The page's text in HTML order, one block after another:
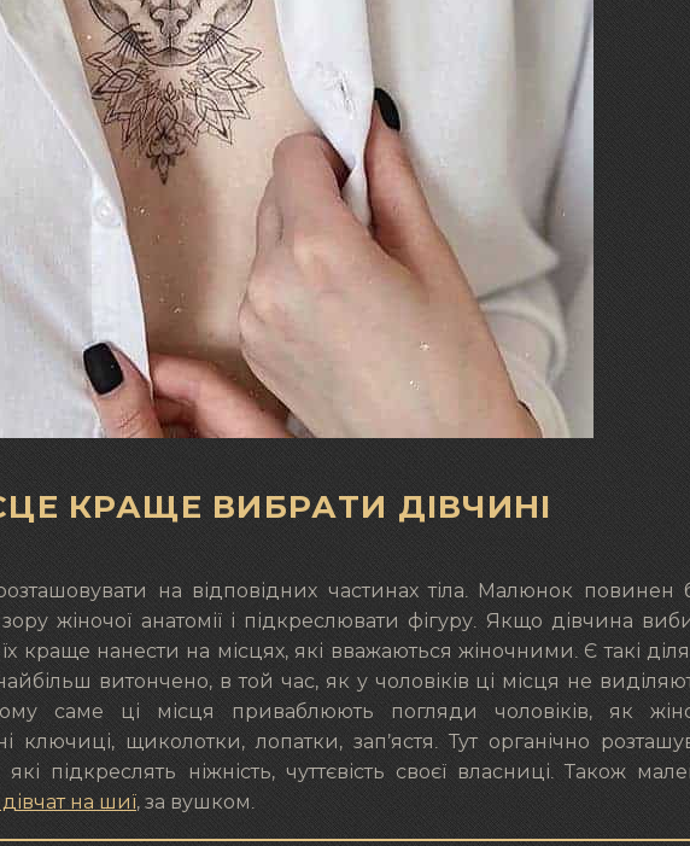
КРАЩЕ ВИБРАТИ ДІВЧИНІ
на відповідних частинах тіла. Малюнок повинен
жіночої анатомії і підкреслювати фігуру. Якщо дівчина
їх краще нанести на місцях, які вважаються жіночними. Є такі
витончено, в той час, як у чоловіків ці місця не
саме ці місця приваблюють погляди чоловіків, як
ключиці, щиколотки, лопатки, зап’ястя. Тут органічно
підкреслять ніжність, чуттєвість своєї власниці. Також
на шиї, за вушком.